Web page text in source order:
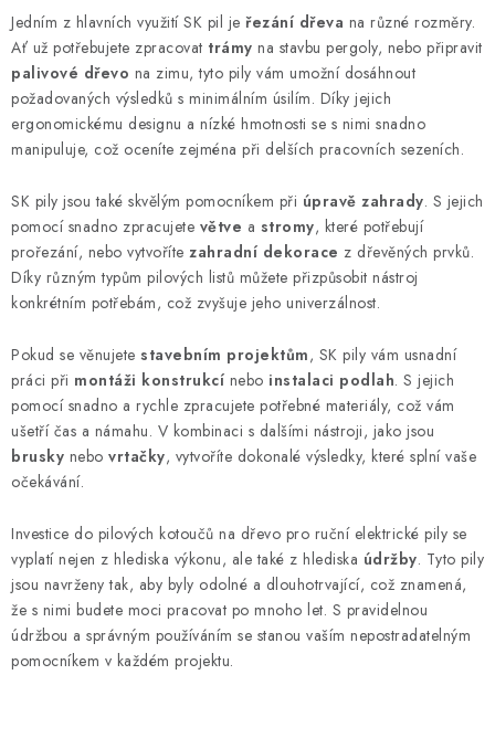
Jedním z hlavních využití SK pil je řezání dřeva na různé rozměry.
Ať už potřebujete zpracovat trámy na stavbu pergoly, nebo připravit
palivové dřevo na zimu, tyto pily vám umožní dosáhnout
požadovaných výsledků s minimálním úsilím. Díky jejich
ergonomickému designu a nízké hmotnosti se s nimi snadno
manipuluje, což oceníte zejména při delších pracovních sezeních.
SK pily jsou také skvělým pomocníkem při úpravě zahrady. S jejich
pomocí snadno zpracujete větve a stromy, které potřebují
prořezání, nebo vytvoříte zahradní dekorace z dřevěných prvků.
Díky různým typům pilových listů můžete přizpůsobit nástroj
konkrétním potřebám, což zvyšuje jeho univerzálnost.
Pokud se věnujete stavebním projektům, SK pily vám usnadní
práci při montáži konstrukcí nebo instalaci podlah. S jejich
pomocí snadno a rychle zpracujete potřebné materiály, což vám
ušetří čas a námahu. V kombinaci s dalšími nástroji, jako jsou
brusky nebo vrtačky, vytvoříte dokonalé výsledky, které splní vaše
očekávání.
Investice do pilových kotoučů na dřevo pro ruční elektrické pily se
vyplatí nejen z hlediska výkonu, ale také z hlediska údržby. Tyto pily
jsou navrženy tak, aby byly odolné a dlouhotrvající, což znamená,
že s nimi budete moci pracovat po mnoho let. S pravidelnou
údržbou a správným používáním se stanou vaším nepostradatelným
pomocníkem v každém projektu.